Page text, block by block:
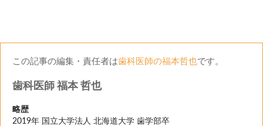
この記事の編集・責任者は歯科医師の福本哲也です。
歯科医師 福本 哲也
略歴
2019年 国立大学法人 北海道大学 歯学部卒